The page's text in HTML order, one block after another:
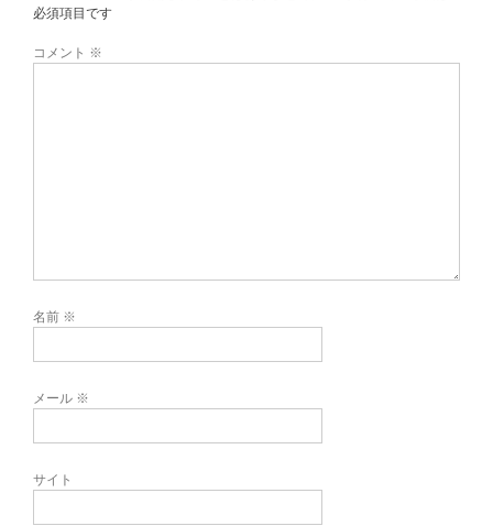
必須項目です
コメント ※
名前 ※
メール ※
サイト